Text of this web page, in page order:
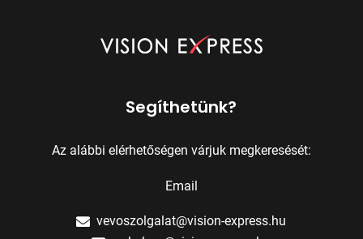
Segíthetünk?
Az alábbi elérhetőségen várjuk megkeresését:
Email
vevoszolgalat@vision-express.hu